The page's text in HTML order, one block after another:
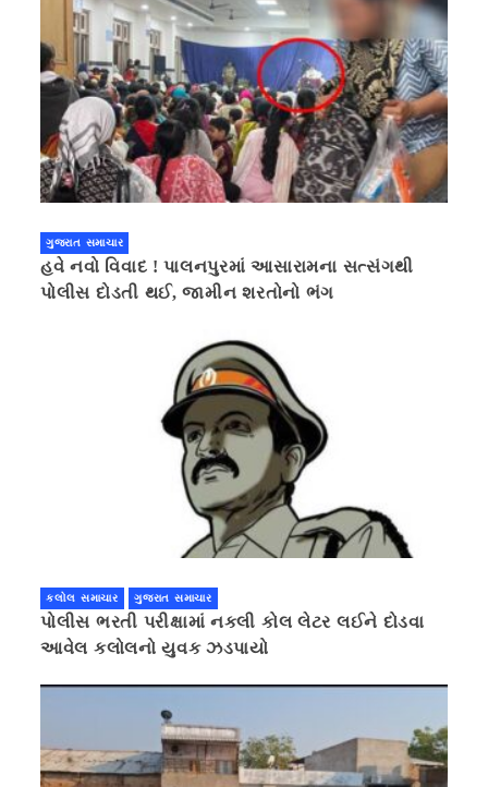
ગુજરાત સમાચાર
હવે નવો વિવાદ ! પાલનપુરમાં આસારામના સત્સંગથી
પોલીસ દોડતી થઈ, જામીન શરતોનો ભંગ
કલોલ સમાચાર ગુજરાત સમાચાર
પોલીસ ભરતી પરીક્ષામાં નકલી કોલ લેટર લઈને દોડવા
આવેલ કલોલનો યુવક ઝડપાયો